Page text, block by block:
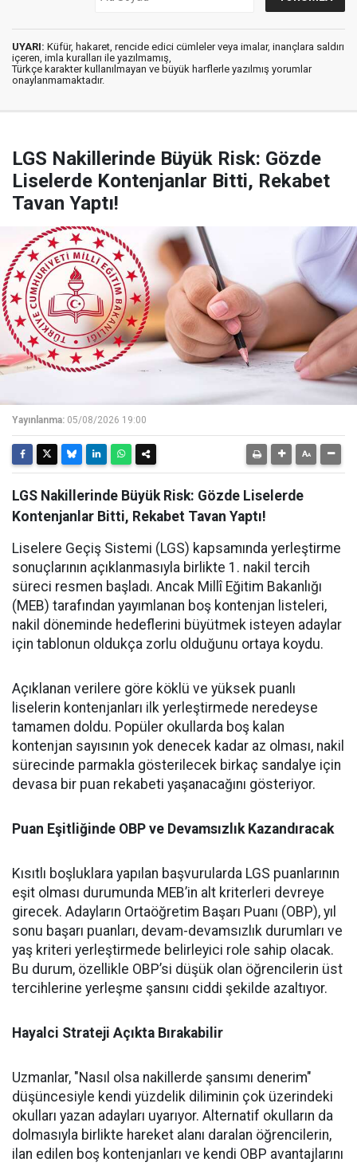
UYARI: Küfür, hakaret, rencide edici cümleler veya imalar, inançlara saldırı
içeren, imla kuralları ile yazılmamış,
Türkçe karakter kullanılmayan ve büyük harflerle yazılmış yorumlar
onaylanmamaktadır.
LGS Nakillerinde Büyük Risk: Gözde
Liselerde Kontenjanlar Bitti, Rekabet
Tavan Yaptı!
Yayınlanma: 05/08/2026 19:00
LGS Nakillerinde Büyük Risk: Gözde Liselerde
Kontenjanlar Bitti, Rekabet Tavan Yaptı!
Liselere Geçiş Sistemi (LGS) kapsamında yerleştirme
sonuçlarının açıklanmasıyla birlikte 1. nakil tercih
süreci resmen başladı. Ancak Millî Eğitim Bakanlığı
(MEB) tarafından yayımlanan boş kontenjan listeleri,
nakil döneminde hedeflerini büyütmek isteyen adaylar
için tablonun oldukça zorlu olduğunu ortaya koydu.
Açıklanan verilere göre köklü ve yüksek puanlı
liselerin kontenjanları ilk yerleştirmede neredeyse
tamamen doldu. Popüler okullarda boş kalan
kontenjan sayısının yok denecek kadar az olması, nakil
sürecinde parmakla gösterilecek birkaç sandalye için
devasa bir puan rekabeti yaşanacağını gösteriyor.
Puan Eşitliğinde OBP ve Devamsızlık Kazandıracak
Kısıtlı boşluklara yapılan başvurularda LGS puanlarının
eşit olması durumunda MEB’in alt kriterleri devreye
girecek. Adayların Ortaöğretim Başarı Puanı (OBP), yıl
sonu başarı puanları, devam-devamsızlık durumları ve
yaş kriteri yerleştirmede belirleyici role sahip olacak.
Bu durum, özellikle OBP’si düşük olan öğrencilerin üst
tercihlerine yerleşme şansını ciddi şekilde azaltıyor.
Hayalci Strateji Açıkta Bırakabilir
Uzmanlar, "Nasıl olsa nakillerde şansımı denerim"
düşüncesiyle kendi yüzdelik diliminin çok üzerindeki
okulları yazan adayları uyarıyor. Alternatif okulların da
dolmasıyla birlikte hareket alanı daralan öğrencilerin,
ilan edilen boş kontenjanları ve kendi OBP avantajlarını